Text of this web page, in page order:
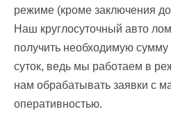
режиме (кроме заключения
Наш круглосуточный авто
получить необходимую
суток, ведь мы работаем в
нам обрабатывать заявки с
оперативностью.